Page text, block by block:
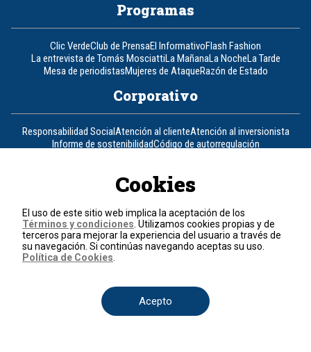
Programas
Clic VerdeClub de PrensaEl InformativoFlash Fashion
La entrevista de Tomás MosciattiLa MañanaLa NocheLa Tarde
Mesa de periodistasMujeres de AtaqueRazón de Estado
Corporativo
Responsabilidad SocialAtención al clienteAtención al inversionista
Informe de sostenibilidadCódigo de autorregulación
Visite también
Canal RCNNoticias RCNRCN RadioLa RepúblicaRCN Comerciales
Nuestra Tele InternacionalNovelasFidesTDT
Un producto de RCN TelevisiónRCN Total
Contáctenos
Teléfono +57 (601) 426 92 92
Cookies
El uso de este sitio web implica la aceptación de los
Términos y condiciones . Utilizamos cookies propias y de
terceros para mejorar la experiencia del usuario a través de
su navegación. Si continúas navegando aceptas su uso.
Política de Cookies
Acepto